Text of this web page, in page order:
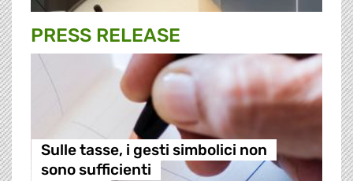
PRESS RELEASE
Sulle tasse, i gesti simbolici non
sono sufficienti